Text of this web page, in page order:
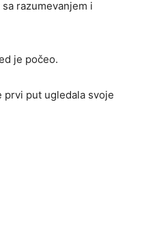
razumevanjem i
je počeo.
prvi put ugledala svoje